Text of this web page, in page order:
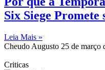
Six Siege
Leia Mais »
Cheudo Augusto 25 de março
Criticas